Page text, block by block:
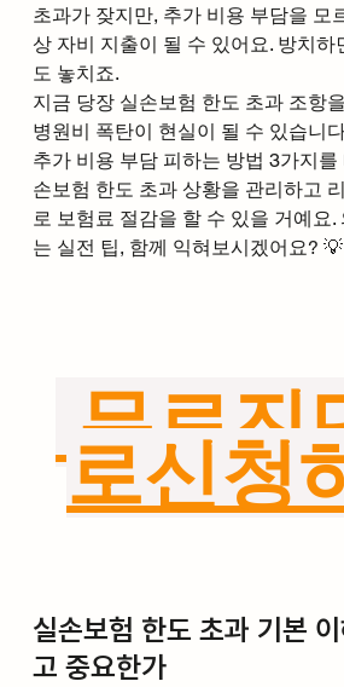
초과가 잦지만, 추가 비용 부담을 모
상 자비 지출이 될 수 있어요. 방치하
도 놓치죠.
지금 당장 실손보험 한도 초과 조항
병원비 폭탄이 현실이 될 수 있습니
추가 비용 부담 피하는 방법 3가지를
손보험 한도 초과 상황을 관리하고
로 보험료 절감을 할 수 있을 거예요.
는 실전 팁, 함께 익혀보시겠어요? 💡
무료진
로신청
실손보험 한도 초과 기본
고 중요한가